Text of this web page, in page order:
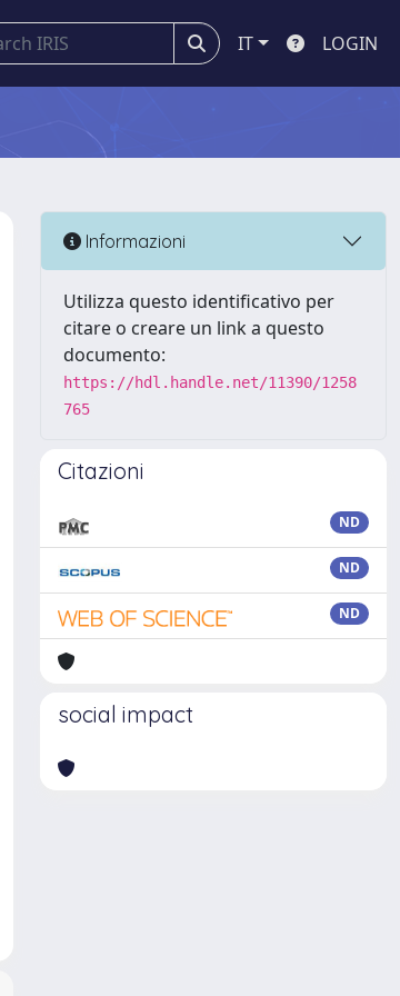
IT LOGIN
Informazioni
Utilizza questo identificativo per
citare o creare un link a questo
documento:
https://hdl.handle.net/11390/1258
765
Citazioni
ND
ND
ND
social impact